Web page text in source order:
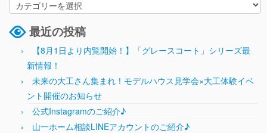
最近の投稿
【8月1日より内覧開始！】「グレースコート」シリーズ最
新情報！
未来の大工さん集まれ！モデルハウス見学会×大工体験イベ
ント開催のお知らせ
公式Instagramのご紹介♪
山一ホーム相談LINEアカウントのご紹介♪